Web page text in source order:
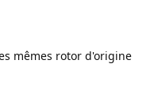
mêmes rotor d'origine